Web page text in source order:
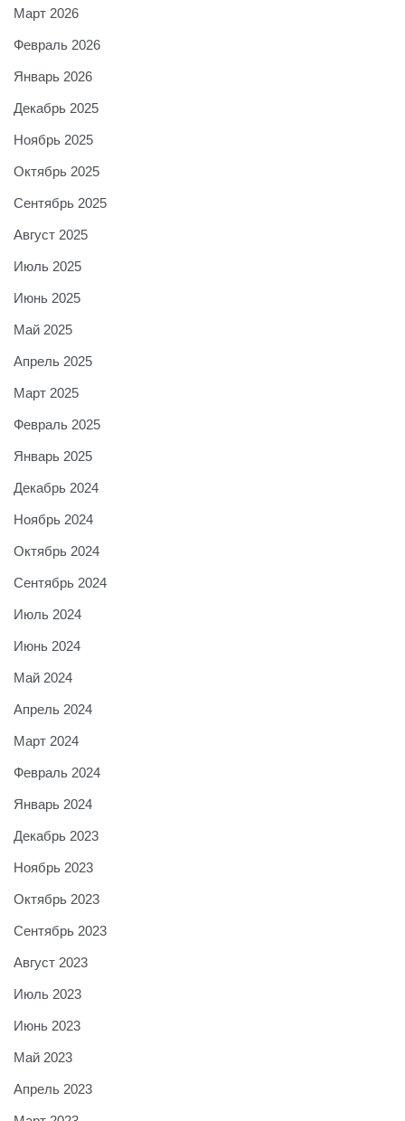
Март 2026
Февраль 2026
Январь 2026
Декабрь 2025
Ноябрь 2025
Октябрь 2025
Сентябрь 2025
Август 2025
Июль 2025
Июнь 2025
Май 2025
Апрель 2025
Март 2025
Февраль 2025
Январь 2025
Декабрь 2024
Ноябрь 2024
Октябрь 2024
Сентябрь 2024
Июль 2024
Июнь 2024
Май 2024
Апрель 2024
Март 2024
Февраль 2024
Январь 2024
Декабрь 2023
Ноябрь 2023
Октябрь 2023
Сентябрь 2023
Август 2023
Июль 2023
Июнь 2023
Май 2023
Апрель 2023